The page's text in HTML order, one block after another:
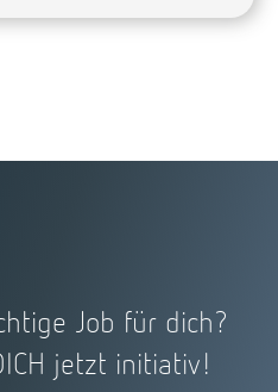
Job für dich?
jetzt initiativ!